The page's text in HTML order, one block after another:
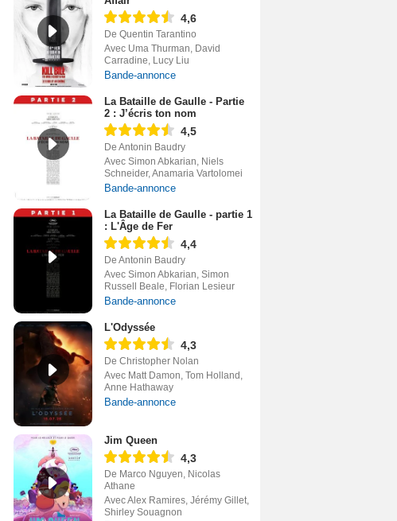
4,6
De Quentin Tarantino
Avec Uma Thurman, David
Carradine, Lucy Liu
Bande-annonce
La Bataille de Gaulle - Partie
2 : J’écris ton nom
4,5
De Antonin Baudry
Avec Simon Abkarian, Niels
Schneider, Anamaria Vartolomei
Bande-annonce
La Bataille de Gaulle - partie 1
: L'Âge de Fer
4,4
De Antonin Baudry
Avec Simon Abkarian, Simon
Russell Beale, Florian Lesieur
Bande-annonce
L'Odyssée
4,3
De Christopher Nolan
Avec Matt Damon, Tom Holland,
Anne Hathaway
Bande-annonce
Jim Queen
4,3
De Marco Nguyen, Nicolas
Athane
Avec Alex Ramires, Jérémy Gillet,
Shirley Souagnon